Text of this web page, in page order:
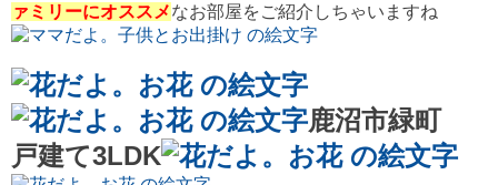
ァミリーにオススメなお部屋をご紹介しちゃいますね
鹿沼市緑町
戸建て3LDK